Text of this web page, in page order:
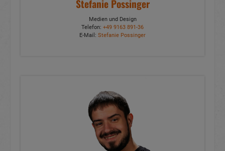
Stefanie Possinger
Medien und Design
Telefon: +49 9163 891-36
E-Mail: Stefanie Possinger